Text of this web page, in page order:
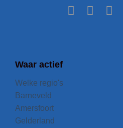
Waar actief
Welke regio's
Barneveld
Amersfoort
Gelderland